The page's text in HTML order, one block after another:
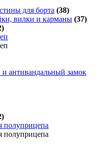
для борта (38)
вилки и карманы (37)
антивандальный замок
полуприцепа
полуприцепа